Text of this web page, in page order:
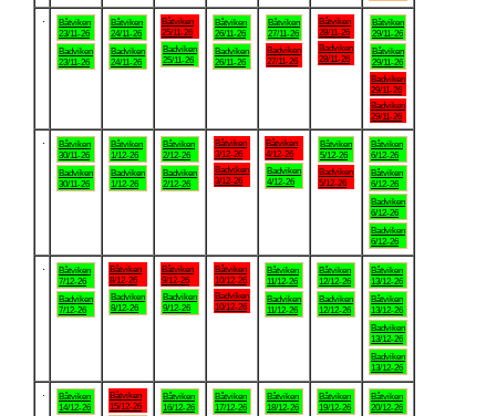
Båtviken
23/11-26
Badviken
23/11-26
Båtviken
24/11-26
Badviken
24/11-26
Båtviken
25/11-26
Badviken
25/11-26
Båtviken
26/11-26
Badviken
26/11-26
Båtviken
27/11-26
Badviken
27/11-26
Båtviken
28/11-26
Badviken
28/11-26
Båtviken
29/11-26
Båtviken
29/11-26
Badviken
29/11-26
Badviken
29/11-26
Båtviken
30/11-26
Badviken
30/11-26
Båtviken
1/12-26
Badviken
1/12-26
Båtviken
2/12-26
Badviken
2/12-26
Båtviken
3/12-26
Badviken
3/12-26
Båtviken
4/12-26
Badviken
4/12-26
Båtviken
5/12-26
Badviken
5/12-26
Båtviken
6/12-26
Båtviken
6/12-26
Badviken
6/12-26
Badviken
6/12-26
Båtviken
7/12-26
Badviken
7/12-26
Båtviken
8/12-26
Badviken
8/12-26
Båtviken
9/12-26
Badviken
9/12-26
Båtviken
10/12-26
Badviken
10/12-26
Båtviken
11/12-26
Badviken
11/12-26
Båtviken
12/12-26
Badviken
12/12-26
Båtviken
13/12-26
Båtviken
13/12-26
Badviken
13/12-26
Badviken
13/12-26
Båtviken
14/12-26
Båtviken
15/12-26
Båtviken
16/12-26
Båtviken
17/12-26
Båtviken
18/12-26
Båtviken
19/12-26
Båtviken
20/12-26